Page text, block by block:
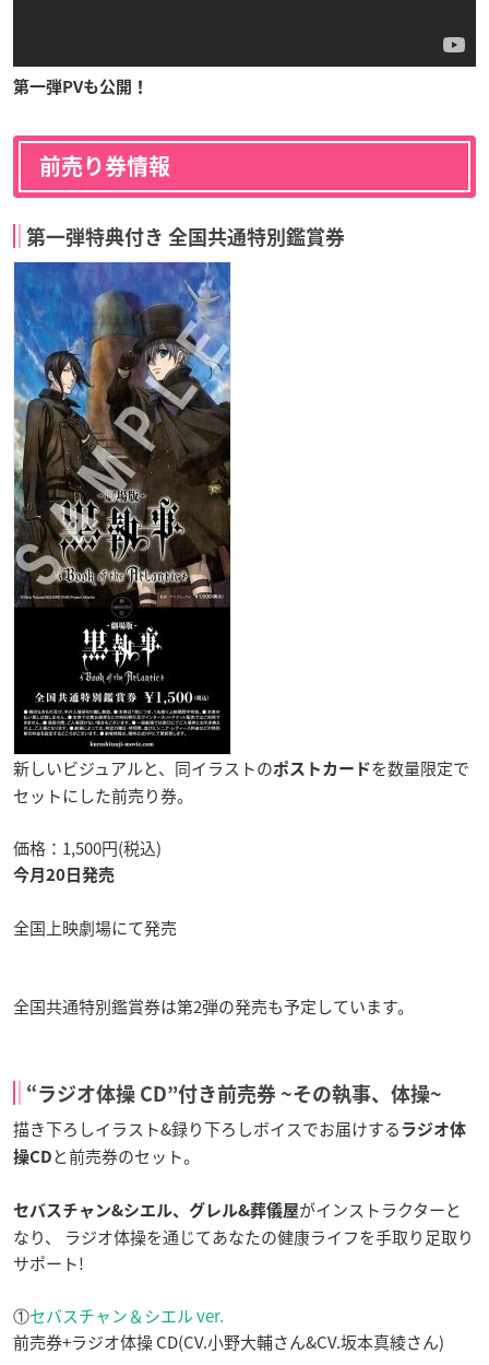
第一弾PVも公開！
前売り券情報
第一弾特典付き 全国共通特別鑑賞券
新しいビジュアルと、同イラストのポストカードを数量限定で
セットにした前売り券。
価格：1,500円(税込)
今月20日発売
全国上映劇場にて発売
全国共通特別鑑賞券は第2弾の発売も予定しています。
“ラジオ体操 CD”付き前売券 ~その執事、体操~
描き下ろしイラスト&録り下ろしボイスでお届けする ラジオ体
操CD と前売券のセット。
セバスチャン&シエル、グレル&葬儀屋がインストラクターと
なり、 ラジオ体操を通じてあなたの健康ライフを手取り足取り
サポート!
①セバスチャン＆シエル ver.
前売券+ラジオ体操 CD(CV.小野大輔さん&CV.坂本真綾さん)